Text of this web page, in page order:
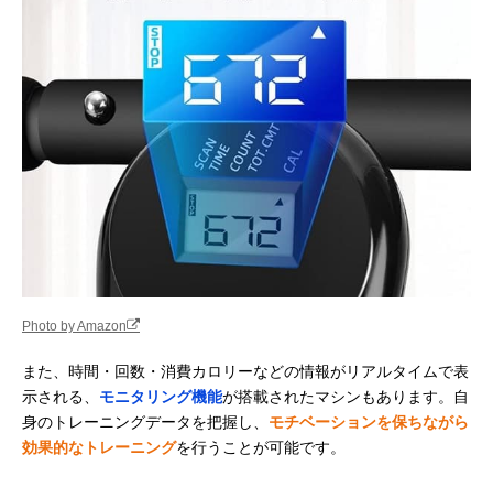
Photo by Amazon
また、時間・回数・消費カロリーなどの情報がリアルタイムで表
示される、 モニタリング機能が搭載されたマシンもあります。自
身のトレーニングデータを把握し、 モチベーションを保ちながら
効果的なトレーニングを行うことが可能です。